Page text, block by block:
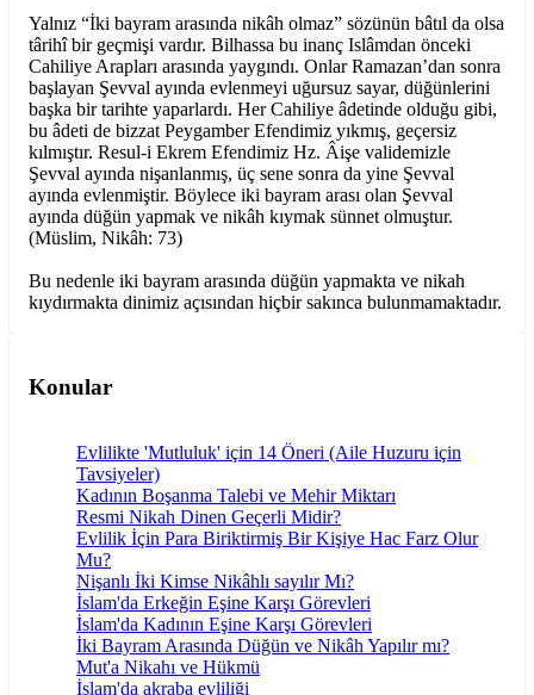
Yalnız “İki bayram arasında nikâh olmaz” sözünün bâtıl da olsa
târihî bir geçmişi vardır. Bilhassa bu inanç Islâmdan önceki
Cahiliye Arapları arasında yaygındı. Onlar Ramazan’dan sonra
başlayan Şevval ayında evlenmeyi uğursuz sayar, düğünlerini
başka bir tarihte yaparlardı. Her Cahiliye âdetinde olduğu gibi,
bu âdeti de bizzat Peygamber Efendimiz yıkmış, geçersiz
kılmıştır. Resul-i Ekrem Efendimiz Hz. Âişe validemizle
Şevval ayında nişanlanmış, üç sene sonra da yine Şevval
ayında evlenmiştir. Böylece iki bayram arası olan Şevval
ayında düğün yapmak ve nikâh kıymak sünnet olmuştur.
(Müslim, Nikâh: 73)
Bu nedenle iki bayram arasında düğün yapmakta ve nikah
kıydırmakta dinimiz açısından hiçbir sakınca bulunmamaktadır.
Konular
Evlilikte 'Mutluluk' için 14 Öneri (Aile Huzuru için
Tavsiyeler)
Kadının Boşanma Talebi ve Mehir Miktarı
Resmi Nikah Dinen Geçerli Midir?
Evlilik İçin Para Biriktirmiş Bir Kişiye Hac Farz Olur
Mu?
Nişanlı İki Kimse Nikâhlı sayılır Mı?
İslam'da Erkeğin Eşine Karşı Görevleri
İslam'da Kadının Eşine Karşı Görevleri
İki Bayram Arasında Düğün ve Nikâh Yapılır mı?
Mut'a Nikahı ve Hükmü
İslam'da akraba evliliği